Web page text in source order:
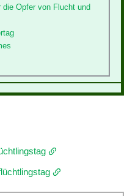
die Opfer von Flucht und